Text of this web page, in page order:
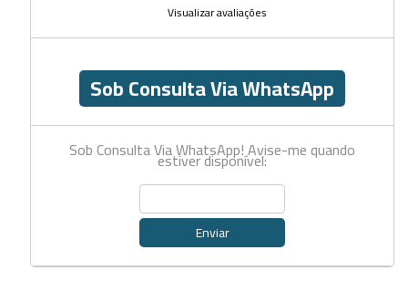
Visualizar avaliações
Sob Consulta Via WhatsApp
Sob Consulta Via WhatsApp! Avise-me quando
estiver disponível:
Enviar